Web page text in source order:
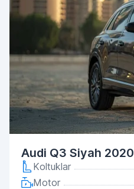
Audi Q3 Siyah 2020
Koltuklar
Motor